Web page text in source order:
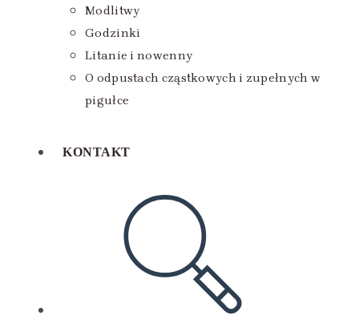
Modlitwy
Godzinki
Litanie i nowenny
O odpustach cząstkowych i zupełnych w
pigułce
KONTAKT